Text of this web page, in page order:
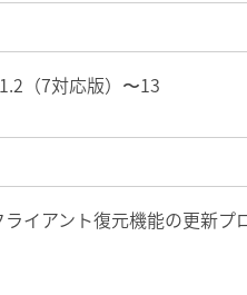
（7対応版）〜13
イアント復元機能の更新